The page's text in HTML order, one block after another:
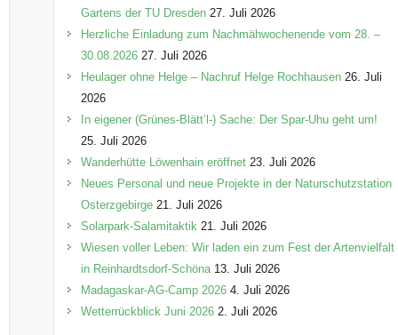
Gartens der TU Dresden 27. Juli 2026
Herzliche Einladung zum Nachmähwochenende vom 28. –
30.08.2026 27. Juli 2026
Heulager ohne Helge – Nachruf Helge Rochhausen 26. Juli
2026
In eigener (Grünes-Blätt’l-) Sache: Der Spar-Uhu geht um!
25. Juli 2026
Wanderhütte Löwenhain eröffnet 23. Juli 2026
Neues Personal und neue Projekte in der Naturschutzstation
Osterzgebirge 21. Juli 2026
Solarpark-Salamitaktik 21. Juli 2026
Wiesen voller Leben: Wir laden ein zum Fest der Artenvielfalt
in Reinhardtsdorf-Schöna 13. Juli 2026
Madagaskar-AG-Camp 2026 4. Juli 2026
Wetterrückblick Juni 2026 2. Juli 2026